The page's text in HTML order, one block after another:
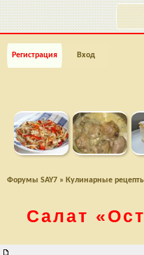
Регистрация Вход
Форумы SAY7 » Кулинарные
Салат